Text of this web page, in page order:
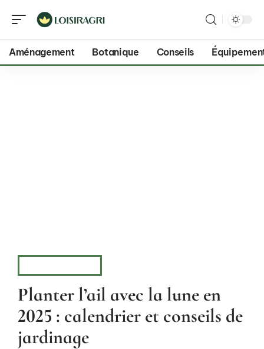
Aménagement Botanique Conseils
Planter l’ail avec la lune en
2025 : calendrier et conseils de
jardinage